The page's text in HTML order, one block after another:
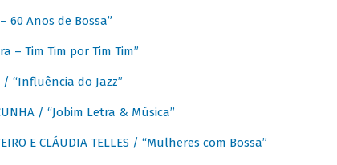
60 Anos de Bossa”
– Tim Tim por Tim Tim”
/ “Influência do Jazz”
/ “Jobim Letra & Música”
E CLÁUDIA TELLES / “Mulheres com Bossa”